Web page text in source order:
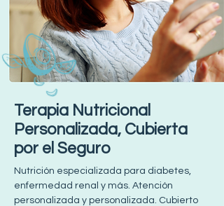
Terapia Nutricional
Personalizada, Cubierta
por el Seguro
Nutrición especializada para diabetes,
enfermedad renal y más. Atención
personalizada y personalizada. Cubierto